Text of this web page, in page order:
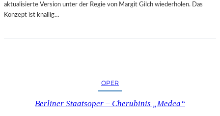
aktualisierte Version unter der Regie von Margit Gilch wiederholen. Das
Konzept ist knallig…
OPER
Berliner Staatsoper – Cherubinis „Medea“